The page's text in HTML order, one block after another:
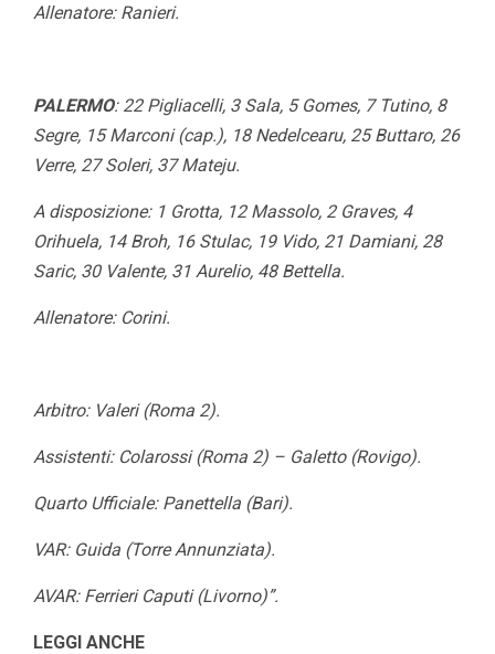
Allenatore: Ranieri.
PALERMO: 22 Pigliacelli, 3 Sala, 5 Gomes, 7 Tutino, 8
Segre, 15 Marconi (cap.), 18 Nedelcearu, 25 Buttaro, 26
Verre, 27 Soleri, 37 Mateju.
A disposizione: 1 Grotta, 12 Massolo, 2 Graves, 4
Orihuela, 14 Broh, 16 Stulac, 19 Vido, 21 Damiani, 28
Saric, 30 Valente, 31 Aurelio, 48 Bettella.
Allenatore: Corini.
Arbitro: Valeri (Roma 2).
Assistenti: Colarossi (Roma 2) – Galetto (Rovigo).
Quarto Ufficiale: Panettella (Bari).
VAR: Guida (Torre Annunziata).
AVAR: Ferrieri Caputi (Livorno)”.
LEGGI ANCHE